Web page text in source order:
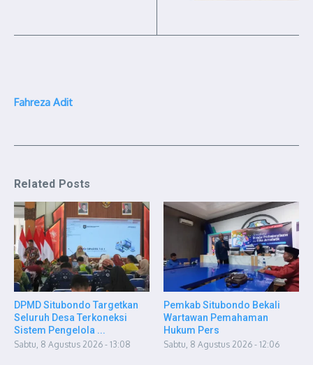
Fahreza Adit
Related Posts
DPMD Situbondo Targetkan
Seluruh Desa Terkoneksi
Sistem Pengelola ...
Sabtu, 8 Agustus 2026 - 13:08
Pemkab Situbondo Bekali
Wartawan Pemahaman
Hukum Pers
Sabtu, 8 Agustus 2026 - 12:06